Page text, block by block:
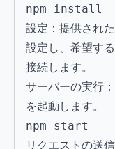
設定：提供され
設定し、希望す
接続します。
サーバーの実行
を起動します。
リクエストの送